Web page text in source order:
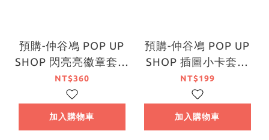
預購-仲谷鳰 POP UP
SHOP 閃亮亮徽章套組
系列【日本進口精品】
NT$360
加入購物車
預購-仲谷鳰 POP UP
SHOP 插圖小卡套組
系列【日本進口精品】
NT$199
加入購物車